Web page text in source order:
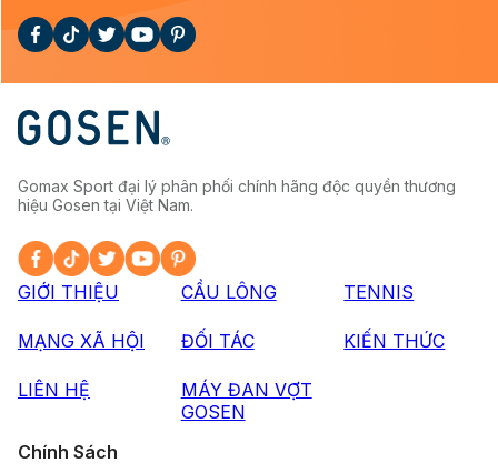
Gomax Sport đại lý phân phối chính hãng độc quyền thương
hiệu Gosen tại Việt Nam.
GIỚI THIỆU CẦU LÔNG TENNIS
MẠNG XÃ HỘI ĐỐI TÁC KIẾN THỨC
LIÊN HỆ
MÁY ĐAN VỢT
GOSEN
Chính Sách